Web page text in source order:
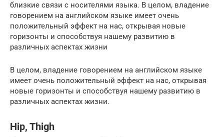
близкие связи с носителями языка. В целом, владение
говорением на английском языке имеет очень
положительный эффект на нас, открывая новые
горизонты и способствуя нашему развитию в
различных аспектах жизни
В целом, владение говорением на английском языке
имеет очень положительный эффект на нас, открывая
новые горизонты и способствуя нашему развитию в
различных аспектах жизни.
Hip, Thigh